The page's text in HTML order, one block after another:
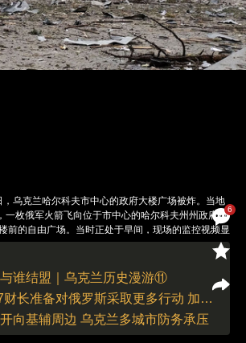
6
乌克兰哈尔科夫市中心的政府大楼广场被炸。当地
一枚俄军火箭飞向位于市中心的哈尔科夫州州政府附
前的自由广场。当时正处于早间，现场的监控视频显
，随后便在巨大的爆炸中，没入烟尘和火焰中。图/
辑：白雪
谁结盟｜乌克兰历史漫游⑪
【市场动态】G7财长准备对俄罗斯采取更多行动 加大力度帮助乌克兰
向基辅周边 乌克兰多城市防务承压